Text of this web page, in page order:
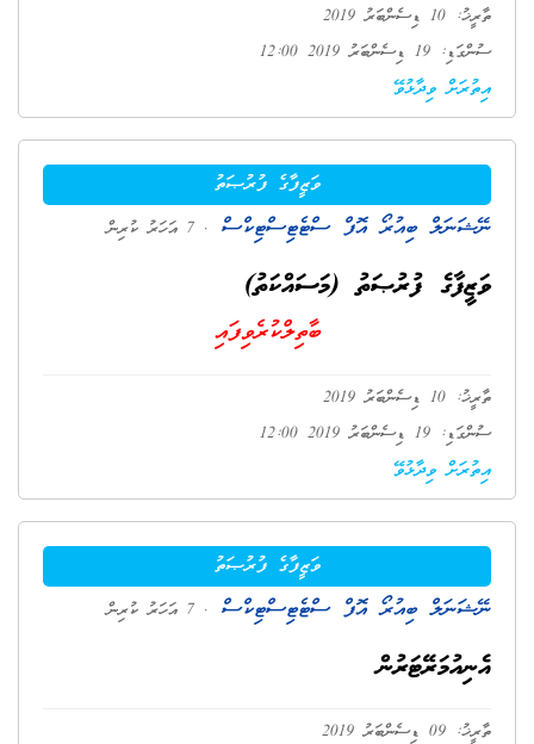
ތާރީޚު: 10 ޑިސެންބަރު 2019
ސުންގަޑި: 19 ޑިސެންބަރު 2019 12:00
އިތުރަށް ވިދާޅުވޭ
ވަޒީފާގެ ފުރުޞަތު
ނޭޝަނަލް ބިއުރޯ އޮފް ސްޓެޓިސްޓިކްސް . 7 އަހަރު ކުރިން
ވަޒީފާގެ ފުރުޞަތު (މަސައްކަތު)
ބާތިލްކުރެވިފައި
ތާރީޚު: 10 ޑިސެންބަރު 2019
ސުންގަޑި: 19 ޑިސެންބަރު 2019 12:00
އިތުރަށް ވިދާޅުވޭ
ވަޒީފާގެ ފުރުޞަތު
ނޭޝަނަލް ބިއުރޯ އޮފް ސްޓެޓިސްޓިކްސް . 7 އަހަރު ކުރިން
އެނިއުމަރޭޓަރުން
ތާރީޚު: 09 ޑިސެންބަރު 2019